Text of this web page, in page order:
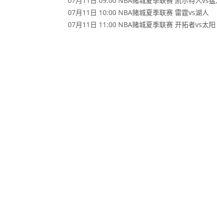
07月11日 10:00 NBA赌城夏季联赛 雷霆vs湖人
07月11日 11:00 NBA赌城夏季联赛 开拓者vs太阳